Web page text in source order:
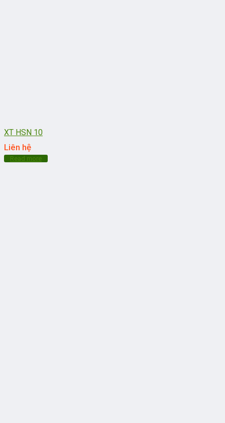
XT HSN 10
Liên hệ
Read more